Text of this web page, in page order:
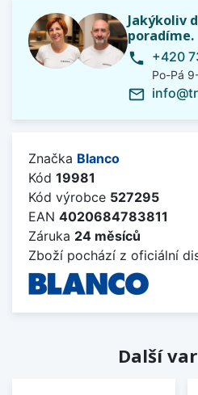
Jakýkoliv
poradíme.
phone +420
Po-Pá
mail_outline
Značka Blanco
Kód 19981
Kód výrobce 527295
EAN 4020684783811
Záruka 24 měsíců
Zboží pochází z oficiální
Další